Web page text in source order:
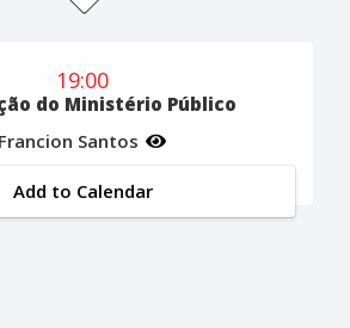
19:00
do Ministério Público
Francion Santos
Add to Calendar